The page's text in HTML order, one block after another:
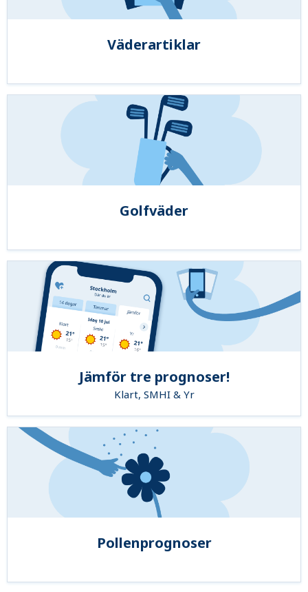
Väderartiklar
Golfväder
Jämför tre prognoser!
Klart, SMHI & Yr
Pollenprognoser